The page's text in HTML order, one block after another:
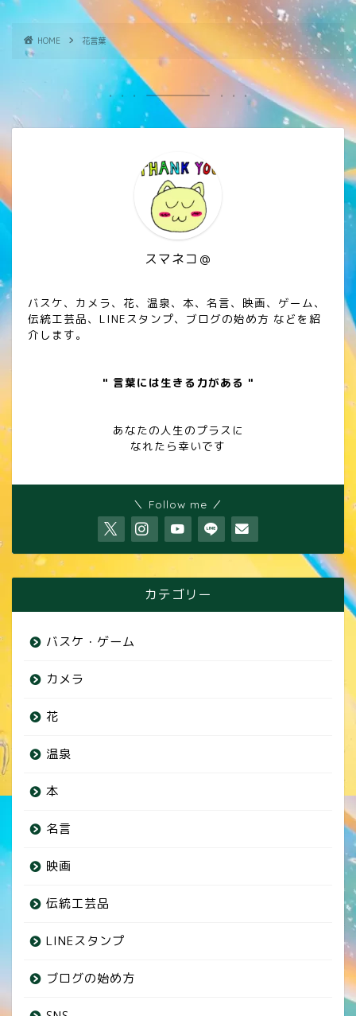
HOME 花言葉
スマネコ＠
バスケ、カメラ、花、温泉、本、名言、映画、ゲーム、
伝統工芸品、LINEスタンプ、ブログの始め方 などを紹
介します。
" 言葉には生きる力がある "
あなたの人生のプラスに
なれたら幸いです
＼ Follow me ／
カテゴリー
バスケ・ゲーム
カメラ
花
温泉
本
名言
映画
伝統工芸品
LINEスタンプ
ブログの始め方